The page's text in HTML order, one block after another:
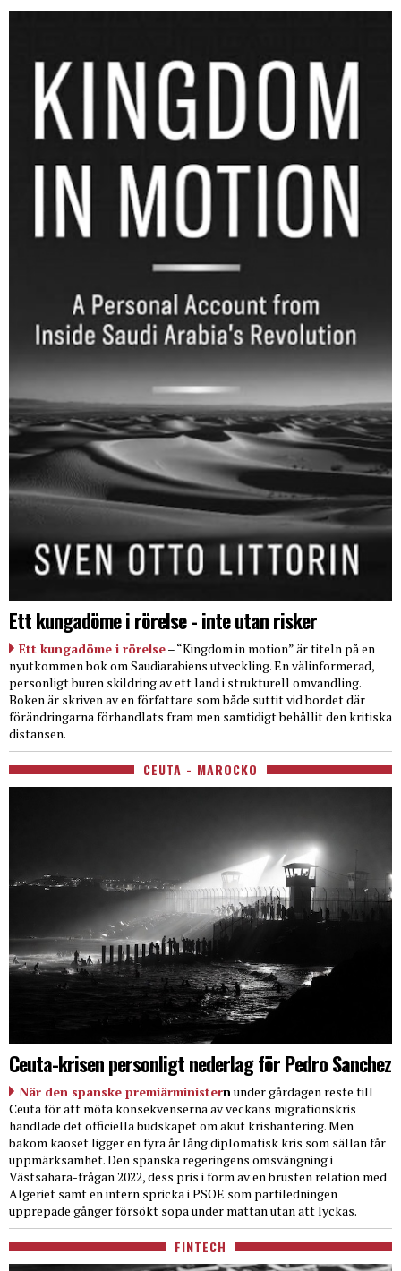
Ett kungadöme i rörelse - inte utan risker
Ett kungadöme i rörelse– “Kingdom in motion” är titeln på en
nyutkommen bok om Saudiarabiens utveckling. En välinformerad,
personligt buren skildring av ett land i strukturell omvandling.
Boken är skriven av en författare som både suttit vid bordet där
förändringarna förhandlats fram men samtidigt behållit den kritiska
distansen.
CEUTA - MAROCKO
Ceuta-krisen personligt nederlag för Pedro Sanchez
När den spanske premiärministernunder gårdagen reste till
Ceuta för att möta konsekvenserna av veckans migrationskris
handlade det officiella budskapet om akut krishantering. Men
bakom kaoset ligger en fyra år lång diplomatisk kris som sällan får
uppmärksamhet. Den spanska regeringens omsvängning i
Västsahara-frågan 2022, dess pris i form av en brusten relation med
Algeriet samt en intern spricka i PSOE som partiledningen
upprepade gånger försökt sopa under mattan utan att lyckas.
FINTECH